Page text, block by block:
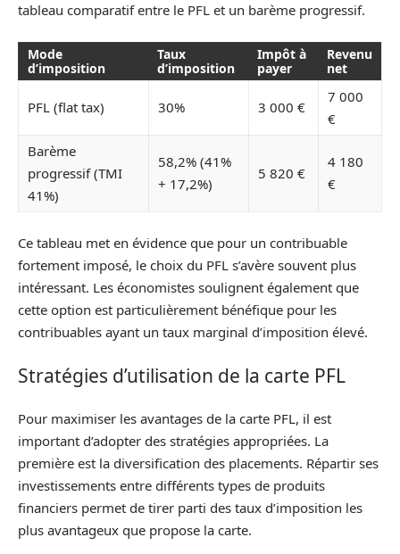
tableau comparatif entre le PFL et un barème progressif.
Mode
d’imposition
Taux
d’imposition
Impôt à
payer
Revenu
net
PFL (flat tax) 30% 3 000 €
7 000
€
Barème
progressif (TMI
41%)
58,2% (41%
+ 17,2%)
5 820 €
4 180
€
Ce tableau met en évidence que pour un contribuable
fortement imposé, le choix du PFL s’avère souvent plus
intéressant. Les économistes soulignent également que
cette option est particulièrement bénéfique pour les
contribuables ayant un taux marginal d’imposition élevé.
Stratégies d’utilisation de la carte PFL
Pour maximiser les avantages de la carte PFL, il est
important d’adopter des stratégies appropriées. La
première est la diversification des placements. Répartir ses
investissements entre différents types de produits
financiers permet de tirer parti des taux d’imposition les
plus avantageux que propose la carte.